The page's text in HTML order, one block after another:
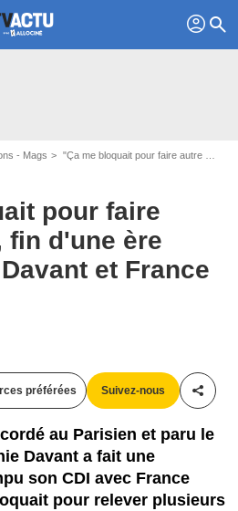
profil search
- Mags "Ça me bloquait pour faire autre chose", fin d'une ère entre Sophie Davant et France Télévisions
pour faire
fin d'une ère
et France
préférées Suivez-nous
au Parisien et paru le
Davant a fait une
son CDI avec France
pour relever plusieurs
d'écran Europe 1